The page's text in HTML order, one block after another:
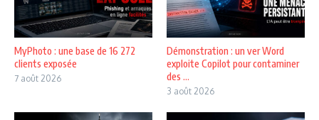
MyPhoto : une base de 16 272
clients exposée
7 août 2026
Démonstration : un ver Word
exploite Copilot pour contaminer
des ...
3 août 2026